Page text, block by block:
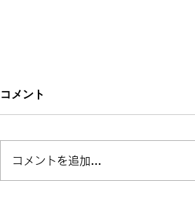
コメント
コメントを追加…